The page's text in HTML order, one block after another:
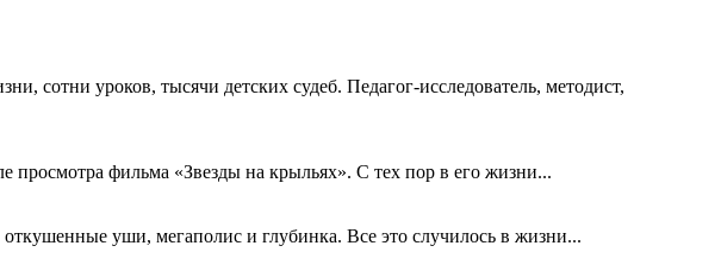
сотни уроков, тысячи детских судеб. Педагог-исследователь, методист,
просмотра фильма «Звезды на крыльях». С тех пор в его жизни...
уши, мегаполис и глубинка. Все это случилось в жизни...